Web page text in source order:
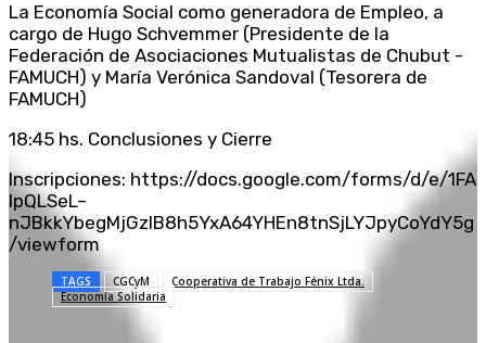
La Economía Social como generadora de Empleo, a
cargo de Hugo Schvemmer (Presidente de la
Federación de Asociaciones Mutualistas de Chubut -
FAMUCH) y María Verónica Sandoval (Tesorera de
FAMUCH)
18:45 hs. Conclusiones y Cierre
Inscripciones: https://docs.google.com/forms/d/e/1FA
IpQLSeL–
nJBkkYbegMjGzIB8h5YxA64YHEn8tnSjLYJpyCoYdY5g
/viewform
TAGS CGCyM
Cooperativa de Trabajo Fénix Ltda.
Economía Solidaria